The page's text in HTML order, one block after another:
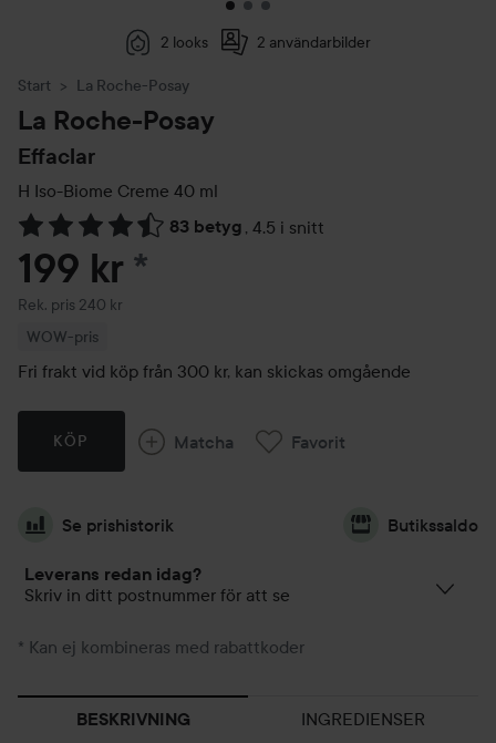
2 looks 2 användarbilder
Start La Roche-Posay
La Roche-Posay
Effaclar
H Iso-Biome Creme 40 ml
83 betyg , 4.5 i snitt
Hoppa till Betyg & kommentarer
199 kr *
Rek. pris 240 kr
Rekommenderat pris 240 kr
WOW-pris
Fri frakt vid köp från 300 kr, kan skickas omgående
KÖP Matcha Favorit
Se prishistorik Butikssaldo
Leverans redan idag?
Skriv in ditt postnummer för att se
* Kan ej kombineras med rabattkoder
BESKRIVNING INGREDIENSER